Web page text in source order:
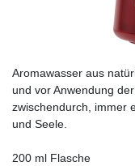
Aromawasser aus
und vor Anwendung
zwischendurch, immer
und Seele.
200 ml Flasche